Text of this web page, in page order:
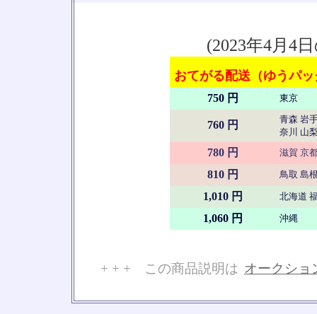
(2023年4月4
おてがる配送（ゆうパ
750 円 東京
760 円
青森 岩
奈川 山
780 円 滋賀 京
810 円 鳥取 島
1,010 円 北海道
1,060 円 沖縄
+ + + この商品説明は オークショ